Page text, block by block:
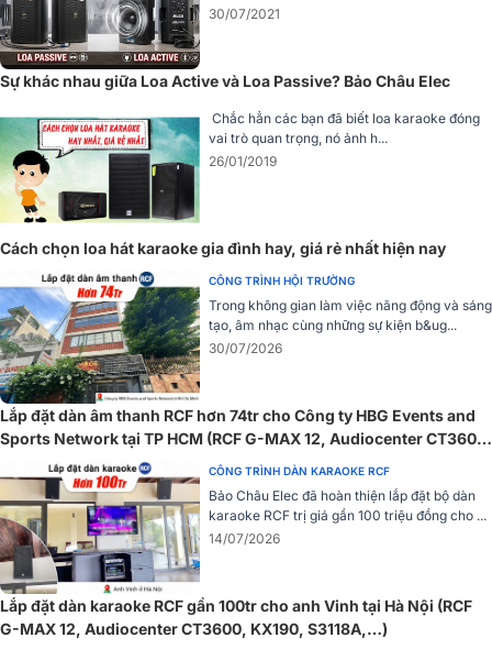
15+ Mẫu Loa Karaoke Đỉnh Cao - Giá Tốt,
Gây Sốt Nhất
15+ Mẫu Loa Karaoke Đỉnh Cao Âm Thanh -
Giá Tốt, Gây Sốt. Các dòng loa karaoke được
nhiều người tiêu dùng mua nhiều nhất tại các
Showroom Bảo Châu Elec.
2. Họng Kèn DMF Xoay 90°phủ Âm Đồng Đều,
Chính Xác
tối ưu khả năng tái tạo âm thanh ở dải cao – vừa ấm áp, vừa rõ ràng
và không bị chói gắt. Đặc biệt, hệ thống waveguide (dẫn sóng âm)
được thiết kế với góc phủ 90° và có thể xoay linh hoạt, giúp điều
chỉnh hướng phát âm theo chiều ngang hoặc chiều dọc tùy theo
không gian lắp đặt.
Với thiết kế này, Audiocenter PF15+ MKII đảm bảo âm thanh được
phân bổ đều trong toàn bộ không gian sử dụng, không bị hiện
tượng "góc chết", mang lại trải nghiệm nghe rõ ràng, nhất quán ở
mọi vị trí trong phòng.
30/07/2021
Sự khác nhau giữa Loa Active và Loa Passive? Bảo Châu Elec
Chắc hẳn các bạn đã biết loa karaoke đóng
vai trò quan trọng, nó ảnh h...
26/01/2019
Cách chọn loa hát karaoke gia đình hay, giá rẻ nhất hiện nay
CÔNG TRÌNH HỘI TRƯỜNG
Trong không gian làm việc năng động và sáng
tạo, âm nhạc cùng những sự kiện b&ug...
30/07/2026
Lắp đặt dàn âm thanh RCF hơn 74tr cho Công ty HBG Events and
Sports Network tại TP HCM (RCF G-MAX 12, Audiocenter CT3600,
JBL VX9...)
CÔNG TRÌNH DÀN KARAOKE RCF
Bảo Châu Elec đã hoàn thiện lắp đặt bộ dàn
karaoke RCF trị giá gần 100 triệu đồng cho ...
14/07/2026
Lắp đặt dàn karaoke RCF gần 100tr cho anh Vinh tại Hà Nội (RCF
G-MAX 12, Audiocenter CT3600, KX190, S3118A,…)